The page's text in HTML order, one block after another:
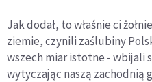
Jak dodał, to właśnie ci
ziemie, czynili zaślubiny
wszech miar istotne - wbijali
wytyczając naszą zachodnią